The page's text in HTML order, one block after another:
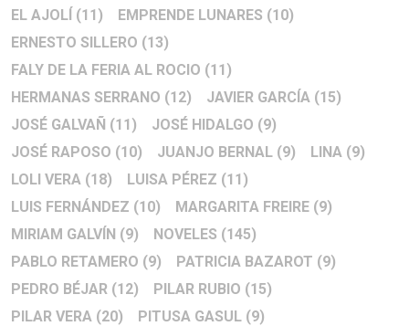
EL AJOLÍ (11) EMPRENDE LUNARES (10)
ERNESTO SILLERO (13)
FALY DE LA FERIA AL ROCIO (11)
HERMANAS SERRANO (12) JAVIER GARCÍA (15)
JOSÉ GALVAÑ (11) JOSÉ HIDALGO (9)
JOSÉ RAPOSO (10) JUANJO BERNAL (9) LINA (9)
LOLI VERA (18) LUISA PÉREZ (11)
LUIS FERNÁNDEZ (10) MARGARITA FREIRE (9)
MIRIAM GALVÍN (9) NOVELES (145)
PABLO RETAMERO (9) PATRICIA BAZAROT (9)
PEDRO BÉJAR (12) PILAR RUBIO (15)
PILAR VERA (20) PITUSA GASUL (9)